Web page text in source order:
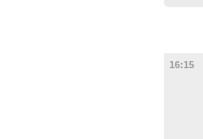
16:15